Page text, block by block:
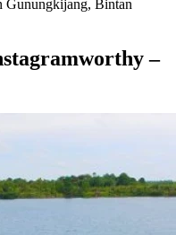
Gunungkijang, Bintan
–